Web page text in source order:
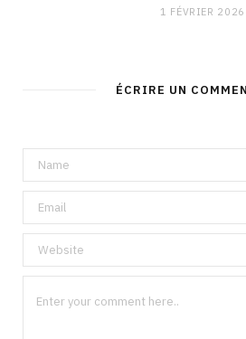
1 FÉVRIER 2026
ÉCRIRE UN